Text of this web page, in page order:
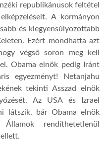
republikánusok feltétel
A kormányon
és kiegyensúlyozottabb
Ezért mondhatta azt
végső soron meg kell
Obama elnök pedig Iránt
egyezményt! Netanjahu
tekinti Asszad elnök
Az USA és Izrael
látszik, bár Obama elnök
rendíthetetlenül